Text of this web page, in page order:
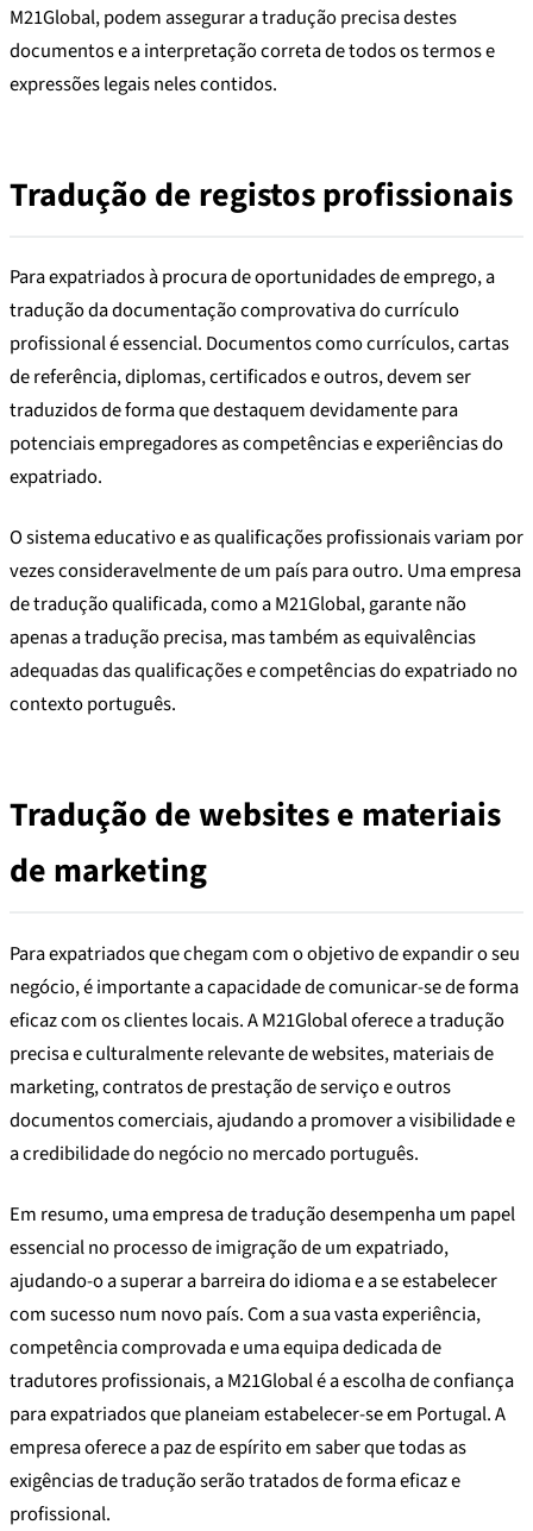
M21Global, podem assegurar a tradução precisa destes
documentos e a interpretação correta de todos os termos e
expressões legais neles contidos.
Tradução de registos profissionais
Para expatriados à procura de oportunidades de emprego, a
tradução da documentação comprovativa do currículo
profissional é essencial. Documentos como currículos, cartas
de referência, diplomas, certificados e outros, devem ser
traduzidos de forma que destaquem devidamente para
potenciais empregadores as competências e experiências do
expatriado.
O sistema educativo e as qualificações profissionais variam por
vezes consideravelmente de um país para outro. Uma empresa
de tradução qualificada, como a M21Global, garante não
apenas a tradução precisa, mas também as equivalências
adequadas das qualificações e competências do expatriado no
contexto português.
Tradução de websites e materiais
de marketing
Para expatriados que chegam com o objetivo de expandir o seu
negócio, é importante a capacidade de comunicar-se de forma
eficaz com os clientes locais. A M21Global oferece a tradução
precisa e culturalmente relevante de websites, materiais de
marketing, contratos de prestação de serviço e outros
documentos comerciais, ajudando a promover a visibilidade e
a credibilidade do negócio no mercado português.
Em resumo, uma empresa de tradução desempenha um papel
essencial no processo de imigração de um expatriado,
ajudando-o a superar a barreira do idioma e a se estabelecer
com sucesso num novo país. Com a sua vasta experiência,
competência comprovada e uma equipa dedicada de
tradutores profissionais, a M21Global é a escolha de confiança
para expatriados que planeiam estabelecer-se em Portugal. A
empresa oferece a paz de espírito em saber que todas as
exigências de tradução serão tratados de forma eficaz e
profissional.